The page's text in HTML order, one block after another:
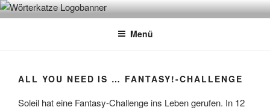
Zum
InhaltWÖRTERKATZE
Von Büchern erzählen
Menü
ALL YOU NEED IS … FANTASY!-CHALLENGE
Soleil hat eine Fantasy-Challenge ins Leben gerufen. In 12